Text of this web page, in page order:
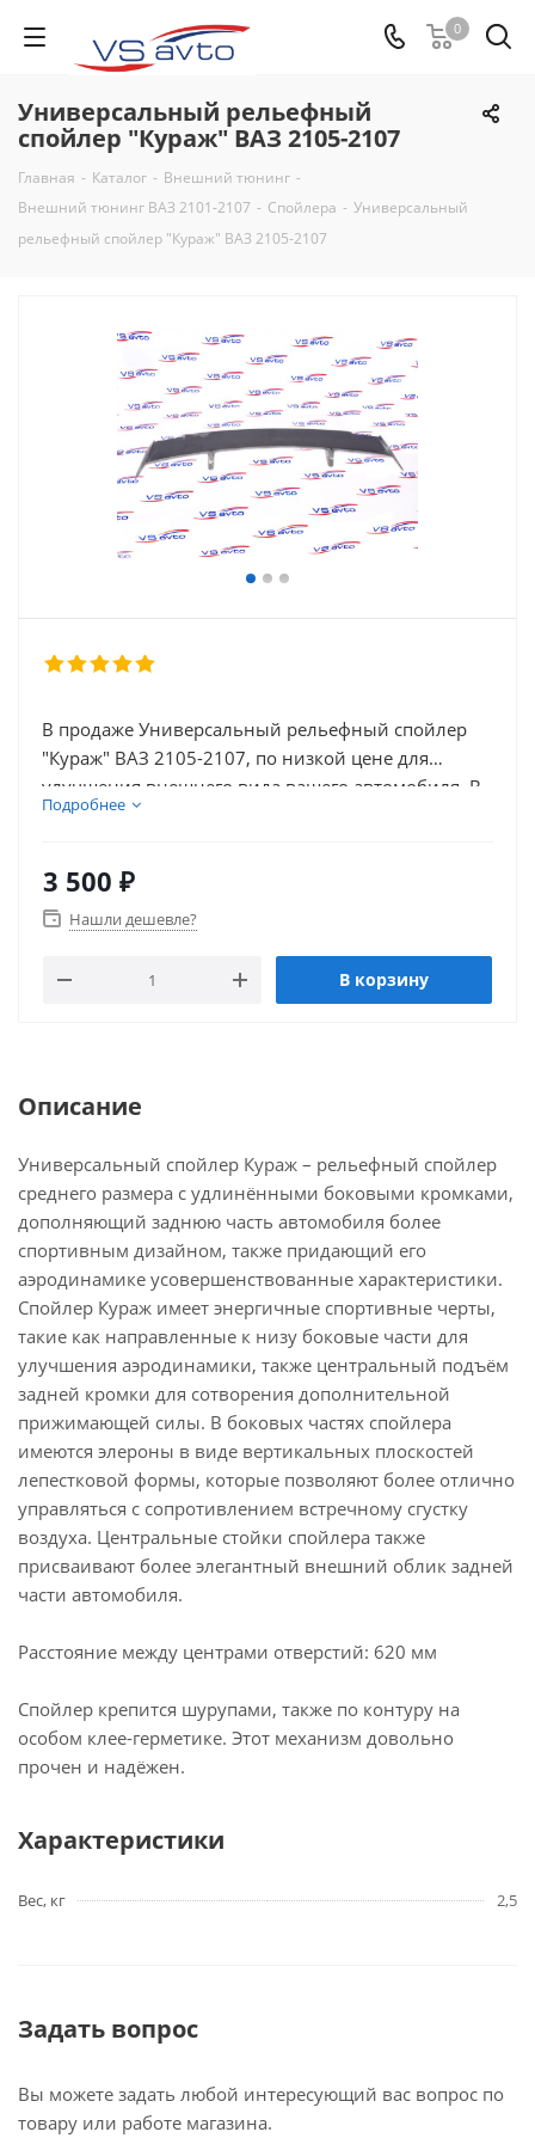
0
Универсальный рельефный
спойлер "Кураж" ВАЗ 2105-2107
Главная - Каталог - Внешний тюнинг -
Внешний тюнинг ВАЗ 2101-2107 - Спойлера - Универсальный
рельефный спойлер "Кураж" ВАЗ 2105-2107
В продаже Универсальный рельефный спойлер
"Кураж" ВАЗ 2105-2107, по низкой цене для
улучшения внешнего вида вашего автомобиля. В
нашем каталоге так же присутствует множество
Подробнее
3 500 ₽
Нашли дешевле?
В корзину
Описание
Универсальный спойлер Кураж – рельефный спойлер
среднего размера с удлинёнными боковыми кромками,
дополняющий заднюю часть автомобиля более
спортивным дизайном, также придающий его
аэродинамике усовершенствованные характеристики.
Спойлер Кураж имеет энергичные спортивные черты,
такие как направленные к низу боковые части для
улучшения аэродинамики, также центральный подъём
задней кромки для сотворения дополнительной
прижимающей силы. В боковых частях спойлера
имеются элероны в виде вертикальных плоскостей
лепестковой формы, которые позволяют более отлично
управляться с сопротивлением встречному сгустку
воздуха. Центральные стойки спойлера также
присваивают более элегантный внешний облик задней
части автомобиля.
Расстояние между центрами отверстий: 620 мм
Спойлер крепится шурупами, также по контуру на
особом клее-герметике. Этот механизм довольно
прочен и надёжен.
Характеристики
Вес, кг 2,5
Задать вопрос
Вы можете задать любой интересующий вас вопрос по
товару или работе магазина.